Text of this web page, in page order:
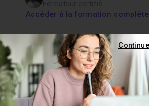
Accéder à la formation complète